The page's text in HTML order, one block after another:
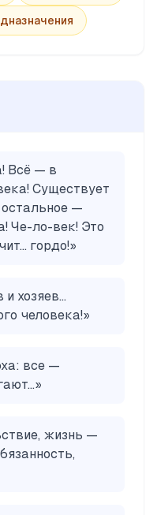
Всё — в
Существует
остальное —
Че-ло-век! Это
гордо!»
хозяев...
человека!»
все —
»
жизнь —